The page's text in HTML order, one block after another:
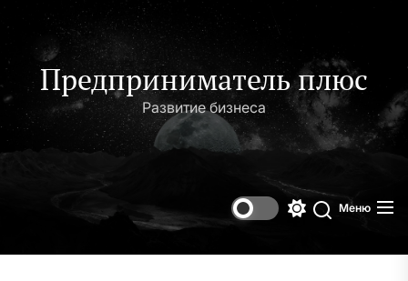
содержимому
Предприниматель плюс
Развитие бизнеса
Поиск
Меню